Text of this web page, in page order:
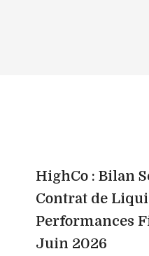
HighCo : Bilan
Contrat de
Performances
Juin 2026